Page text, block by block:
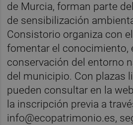
de Murcia, forman parte
de sensibilización
Consistorio organiza con
fomentar el conocimiento,
conservación del entorno
del municipio. Con plazas
pueden consultar en la
la inscripción previa a
info@ecopatrimonio.es,